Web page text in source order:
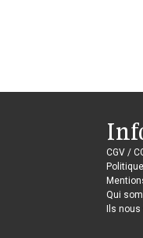
CGV /
Qui
Ils